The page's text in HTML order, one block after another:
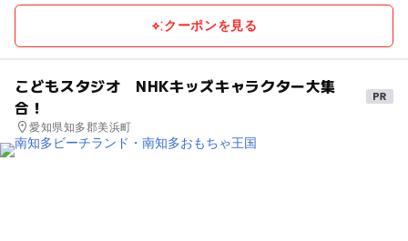
クーポンを見る
こどもスタジオ NHKキッズキャラクター大集
合！
愛知県知多郡美浜町